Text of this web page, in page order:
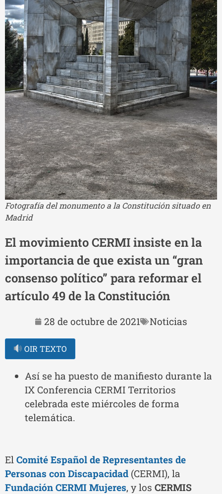
Fotografía del monumento a la Constitución situado en
Madrid
El movimiento CERMI insiste en la
importancia de que exista un “gran
consenso político” para reformar el
artículo 49 de la Constitución
28 de octubre de 2021 Noticias
OIR TEXTO
Así se ha puesto de manifiesto durante la
IX Conferencia CERMI Territorios
celebrada este miércoles de forma
telemática.
El Comité Español de Representantes de
Personas con Discapacidad (CERMI), la
Fundación CERMI Mujeres, y los CERMIS